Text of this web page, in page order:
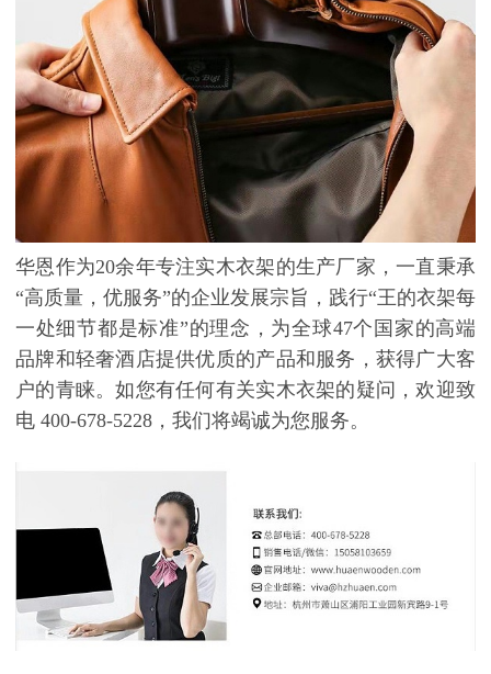
华恩作为20余年专注实木衣架的生产厂家，一直秉承
“高质量，优服务”的企业发展宗旨，践行“王的衣架每
一处细节都是标准”的理念，为全球47个国家的高端
品牌和轻奢酒店提供优质的产品和服务，获得广大客
户的青睐。如您有任何有关实木衣架的疑问，欢迎致
电 400-678-5228，我们将竭诚为您服务。